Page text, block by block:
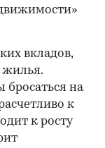
вкладов,
жилья.
бросаться на
к
к росту